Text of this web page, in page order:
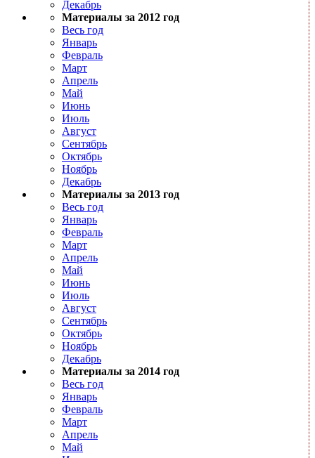
Декабрь
Материалы за 2012 год
Весь год
Январь
Февраль
Март
Апрель
Май
Июнь
Июль
Август
Сентябрь
Октябрь
Ноябрь
Декабрь
Материалы за 2013 год
Весь год
Январь
Февраль
Март
Апрель
Май
Июнь
Июль
Август
Сентябрь
Октябрь
Ноябрь
Декабрь
Материалы за 2014 год
Весь год
Январь
Февраль
Март
Апрель
Май